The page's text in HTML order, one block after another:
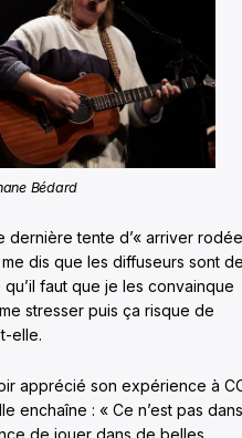
Bédard
dernière tente d’« arriver rodée
dis que les diffuseurs sont
faut que je les convainque
stresser puis ça risque de
elle.
apprécié son expérience à
enchaîne : « Ce n’est pas dans
de jouer dans de belles